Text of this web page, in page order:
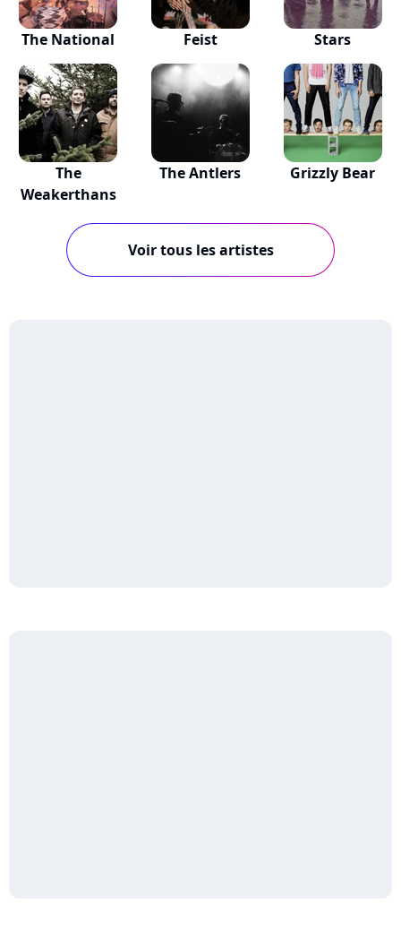
The National Feist Stars
The
Weakerthans
The Antlers Grizzly Bear
Voir tous les artistes